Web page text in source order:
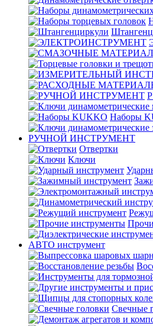
Наборы
РУЧНОЙ ИНСТРУМЕНТ
Отвертки
Ключи
АВТО инструмент
Свечные